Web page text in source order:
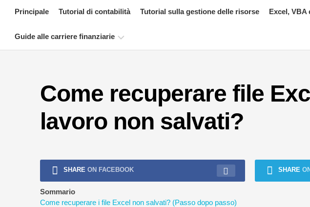
Principale Tutorial di contabilità Tutorial sulla gestione delle risorse Excel, VBA
Guide alle carriere finanziarie
certificazione
Tutorial
Come recuperare file
lavoro non salvati?
SHARE ON FACEBOOK SHARE
Sommario
Come recuperare i file Excel non salvati? (Passo dopo passo)